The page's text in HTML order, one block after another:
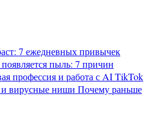
7 ежедневных привычек
пыль: 7 причин
профессия и работа с AITikTok
и вирусные ниши Почему раньше